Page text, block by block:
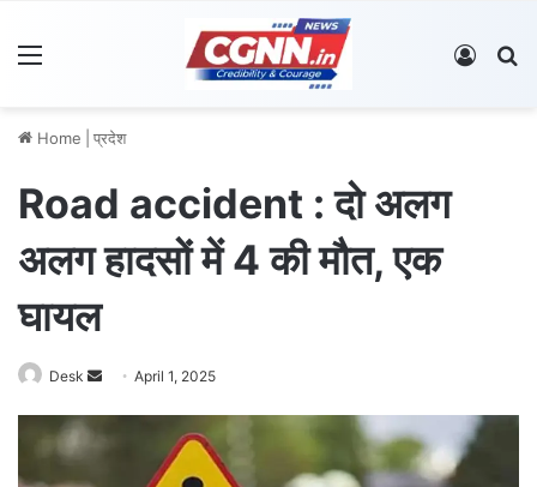
Log In
Home प्रदेश
Road accident : दो अलग
अलग हादसों में 4 की मौत, एक
घायल
Desk
n
April 1, 2025